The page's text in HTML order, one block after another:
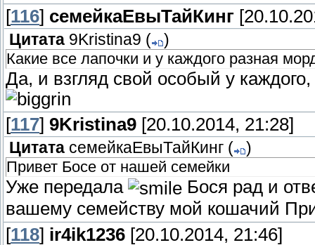
[116] семейкаЕвыТайКинг
Цитата 9Kristina9 (
)
Какие все лапочки и у каждого разная
Да, и взгляд свой особый у
[117] 9Kristina9 [20.10.2014, 21:28]
Цитата семейкаЕвыТайКинг (
)
Привет Босе от нашей семейки
Уже передала
Бося рад и
вашему семейству мой кошачий
[118] ir4ik1236 [20.10.2014, 21:46]